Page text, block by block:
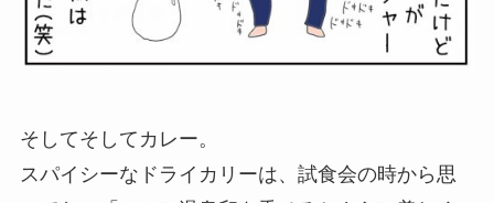
そしてそしてカレー。
スパイシーなドライカリーは、試食会の時から思